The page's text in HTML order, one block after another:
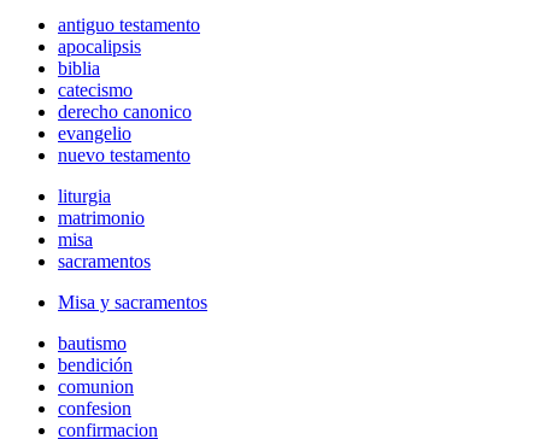
antiguo testamento
apocalipsis
biblia
catecismo
derecho canonico
evangelio
nuevo testamento
liturgia
matrimonio
misa
sacramentos
Misa y sacramentos
bautismo
bendición
comunion
confesion
confirmacion